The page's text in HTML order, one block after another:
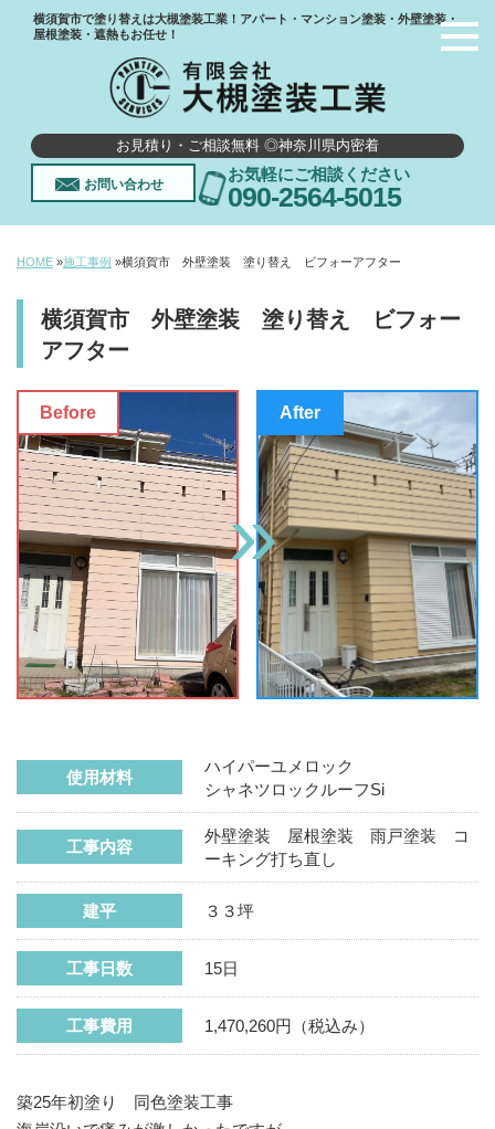
横須賀市で塗り替えは大槻塗装工業！アパート・マンション塗装・外壁塗装・
屋根塗装・遮熱もお任せ！
お見積り・ご相談無料 ◎神奈川県内密着
お問い合わせ
お気軽にご相談ください
090-2564-5015
HOME »施工事例 »横須賀市 外壁塗装 塗り替え ビフォーアフター
横須賀市 外壁塗装 塗り替え ビフォー
アフター
使用材料
ハイパーユメロック
シャネツロックルーフSi
工事内容
外壁塗装 屋根塗装 雨戸塗装 コ
ーキング打ち直し
建平 ３３坪
工事日数 15日
工事費用 1,470,260円（税込み）
築25年初塗り 同色塗装工事